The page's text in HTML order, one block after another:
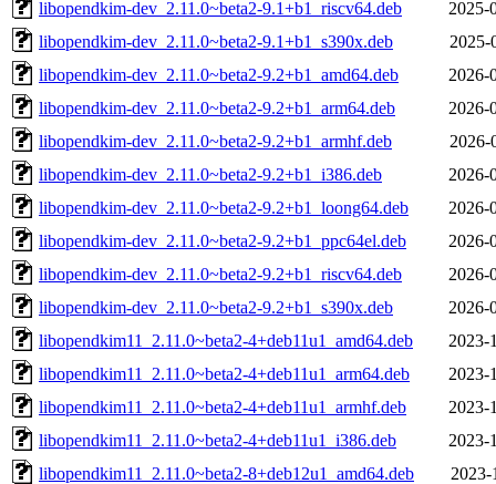
libopendkim-dev_2.11.0~beta2-9.1+b1_riscv64.deb
2025-
libopendkim-dev_2.11.0~beta2-9.1+b1_s390x.deb
2025-
libopendkim-dev_2.11.0~beta2-9.2+b1_amd64.deb
2026-
libopendkim-dev_2.11.0~beta2-9.2+b1_arm64.deb
2026-
libopendkim-dev_2.11.0~beta2-9.2+b1_armhf.deb
2026-
libopendkim-dev_2.11.0~beta2-9.2+b1_i386.deb
2026-
libopendkim-dev_2.11.0~beta2-9.2+b1_loong64.deb
2026-
libopendkim-dev_2.11.0~beta2-9.2+b1_ppc64el.deb
2026-
libopendkim-dev_2.11.0~beta2-9.2+b1_riscv64.deb
2026-
libopendkim-dev_2.11.0~beta2-9.2+b1_s390x.deb
2026-
libopendkim11_2.11.0~beta2-4+deb11u1_amd64.deb
2023-
libopendkim11_2.11.0~beta2-4+deb11u1_arm64.deb
2023-
libopendkim11_2.11.0~beta2-4+deb11u1_armhf.deb
2023-
libopendkim11_2.11.0~beta2-4+deb11u1_i386.deb
2023-
libopendkim11_2.11.0~beta2-8+deb12u1_amd64.deb
2023-